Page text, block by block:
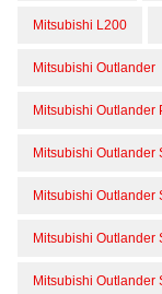
Mitsubishi L200
Mitsubishi Outlander
Mitsubishi Outlander
Mitsubishi Outlander
Mitsubishi Outlander
Mitsubishi Outlander
Mitsubishi Outlander